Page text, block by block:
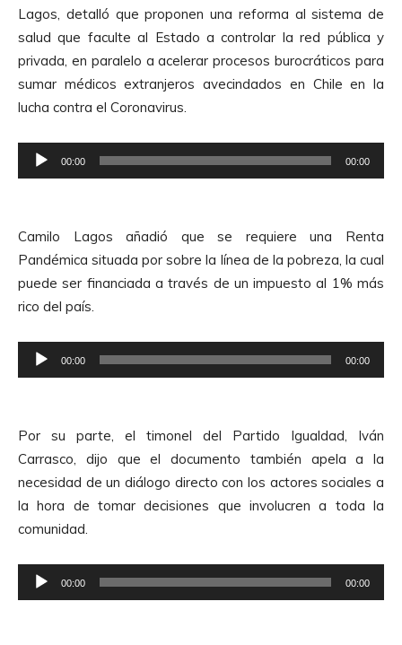
Lagos, detalló que proponen una reforma al sistema de
salud que faculte al Estado a controlar la red pública y
privada, en paralelo a acelerar procesos burocráticos para
sumar médicos extranjeros avecindados en Chile en la
lucha contra el Coronavirus.
e
o
d
u
c
t
e
A
u
d
i
00:00 00:00
Camilo Lagos añadió que se requiere una Renta
Pandémica situada por sobre la línea de la pobreza, la cual
puede ser financiada a través de un impuesto al 1% más
rico del país.
e
o
d
u
c
t
o
00:00 00:00
Por su parte, el timonel del Partido Igualdad, Iván
Carrasco, dijo que el documento también apela a la
necesidad de un diálogo directo con los actores sociales a
la hora de tomar decisiones que involucren a toda la
comunidad.
e
00:00 00:00